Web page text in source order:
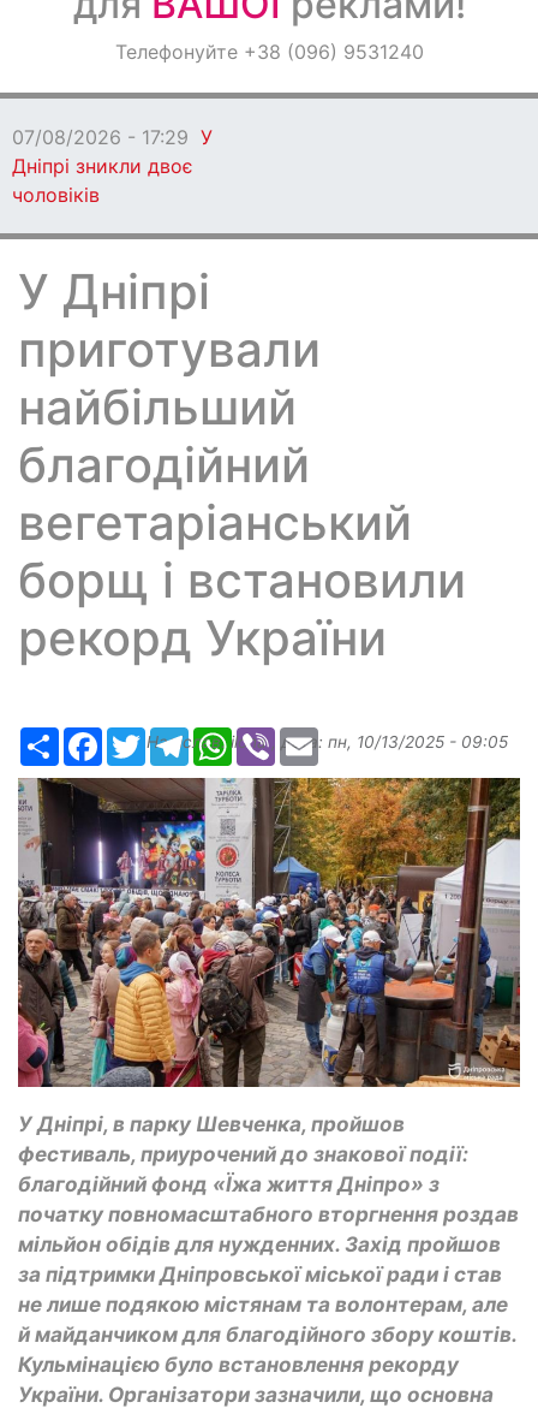
ОголошенняТелефонуйте +38 (096) 9531240
07/08/2026 - 17:29 У
Дніпрі зникли двоє
чоловіків
У Дніпрі
приготували
найбільший
благодійний
вегетаріанський
борщ і встановили
рекорд України
РесурсFacebook
TwitterTelegramWhatsApp
ViberEmail
Надіслав:ilona, дата: пн, 10/13/2025 - 09:05
У Дніпрі, в парку Шевченка, пройшов
фестиваль, приурочений до знакової події:
благодійний фонд «Їжа життя Дніпро» з
початку повномасштабного вторгнення роздав
мільйон обідів для нужденних. Захід пройшов
за підтримки Дніпровської міської ради і став
не лише подякою містянам та волонтерам, але
й майданчиком для благодійного збору коштів.
Кульмінацією було встановлення рекорду
України. Організатори зазначили, що основна